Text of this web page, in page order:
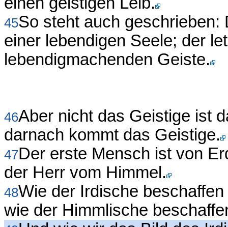
45So steht auch
einer lebendigen Seele; der
lebendigmachenden Geiste.
46Aber nicht das Geistige ist
darnach kommt das Geistige.
47Der erste Mensch ist von
der Herr vom Himmel.
48Wie der Irdische
wie der Himmlische